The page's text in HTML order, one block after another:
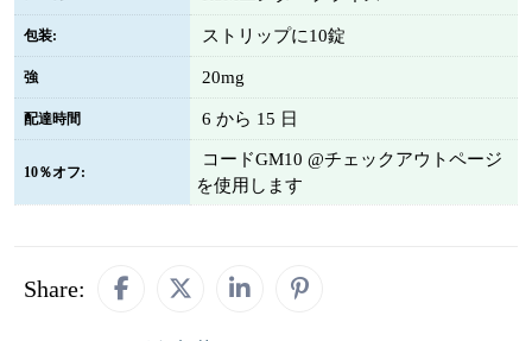
包装: ストリップに10錠
強 20mg
配達時間 6 から 15 日
10％オフ:
コードGM10 @チェックアウトページ
を使用します
Share: